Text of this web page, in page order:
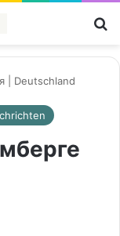
| Deutschland